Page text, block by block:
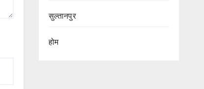
सुल्तानपुर
होम